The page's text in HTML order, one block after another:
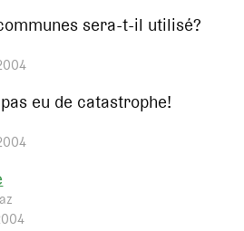
sera-t-il utilisé?
eu de catastrophe!